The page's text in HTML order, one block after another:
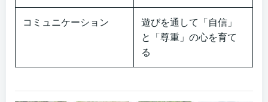
コミュニケーション
遊びを通して「自信」
と「尊重」の心を育て
る